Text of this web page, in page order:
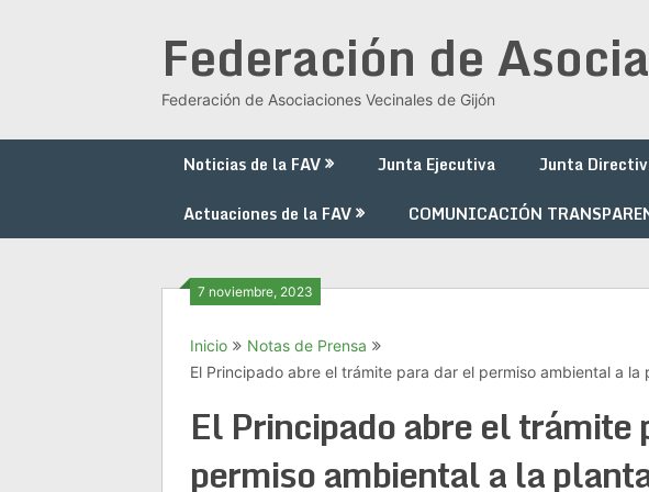
Federación de
Federación de Asociaciones Vecinales de Gijón
Noticias de la FAV Junta Ejecutiva Junta
Actuaciones de la FAV
COMUNICACIÓN
7 noviembre, 2023
Inicio
Notas de Prensa
El Principado abre el trámite para dar el permiso ambiental a la
El Principado abre el trámite
permiso ambiental a la